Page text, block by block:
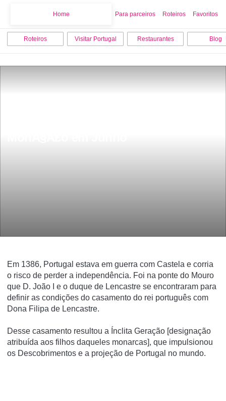
Home Para parceiros Roteiros Favoritos
Roteiros Visitar Portugal Restaurantes Blog
Em 1386, Portugal estava em guerra com Castela e corria
o risco de perder a independência. Foi na ponte do Mouro
que D. João I e o duque de Lencastre se encontraram para
definir as condições do casamento do rei português com
Dona Filipa de Lencastre.
Desse casamento resultou a Ínclita Geração [designação
atribuída aos filhos daqueles monarcas], que impulsionou
os Descobrimentos e a projeção de Portugal no mundo.